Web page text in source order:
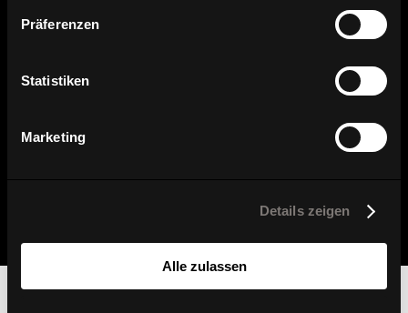
Präferenzen
Statistiken
Marketing
Details zeigen
Alle zulassen